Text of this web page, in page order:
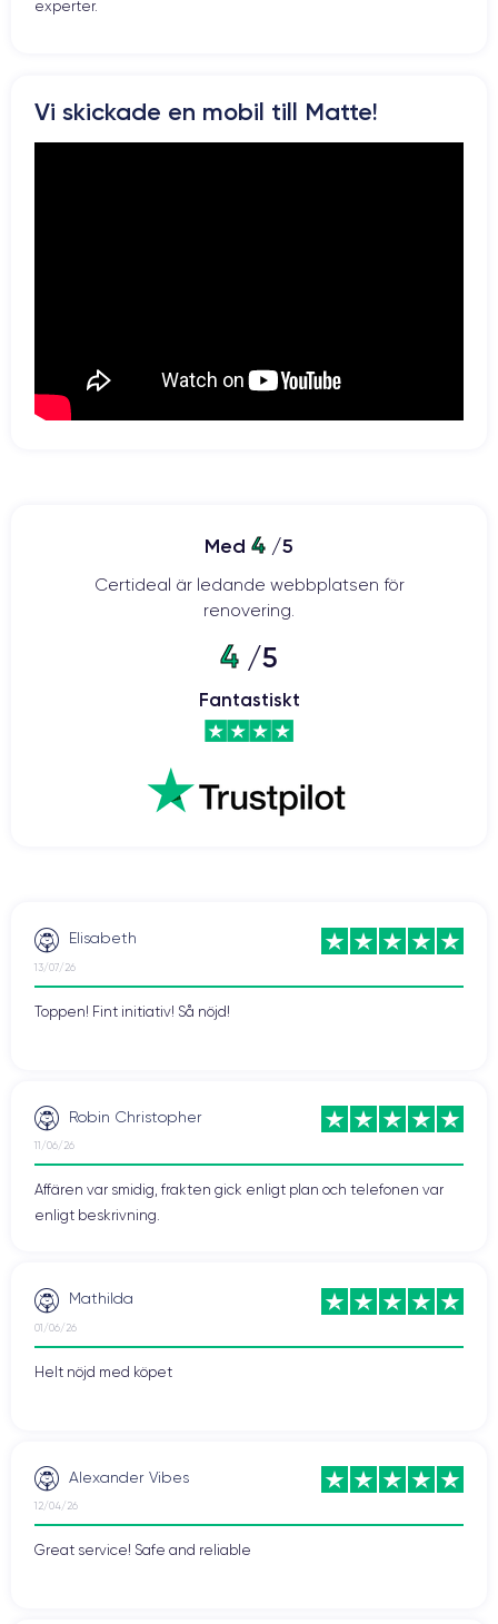
experter.
Vi skickade en mobil till Matte!
Med 4 /5
Certideal är ledande webbplatsen för
renovering.
4 /5
Fantastiskt
Elisabeth
13/07/26
Toppen! Fint initiativ! Så nöjd!
Robin Christopher
11/06/26
Affären var smidig, frakten gick enligt plan och telefonen var
enligt beskrivning.
Mathilda
01/06/26
Helt nöjd med köpet
Alexander Vibes
12/04/26
Great service! Safe and reliable